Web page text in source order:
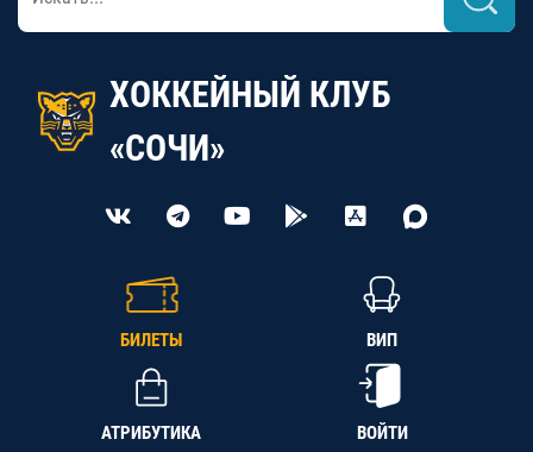
ХОККЕЙНЫЙ КЛУБ
«СОЧИ»
БИЛЕТЫ ВИП
АТРИБУТИКА ВОЙТИ